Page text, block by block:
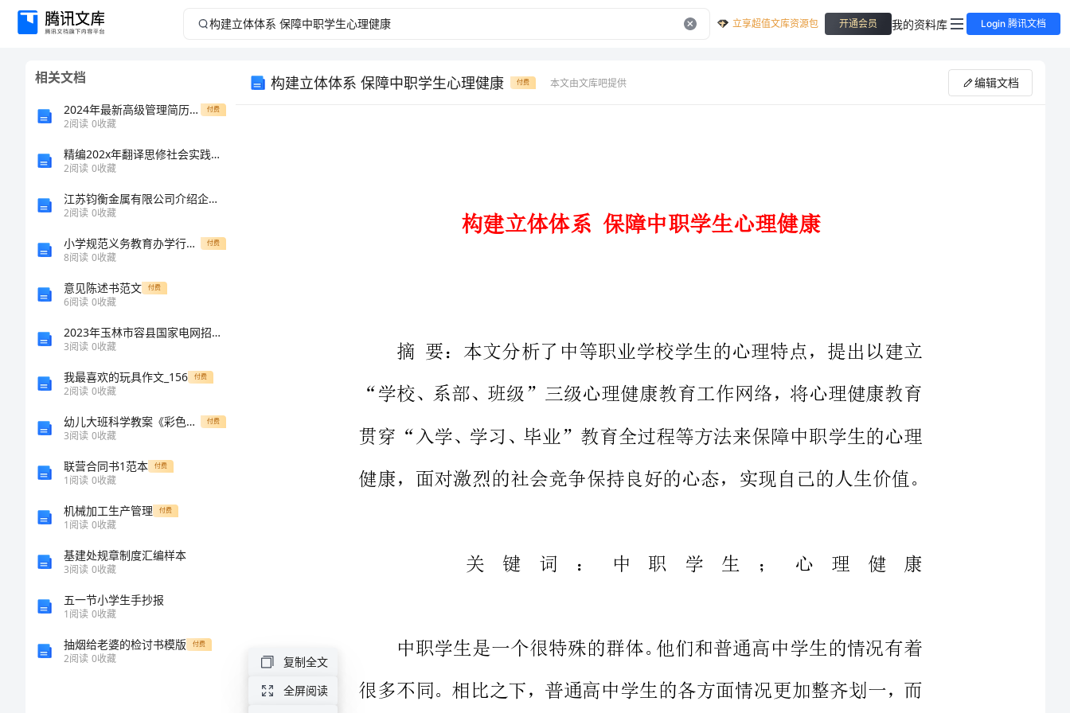
构
立享超值文库资源包 开通会员 我的资料库 Login 腾讯文档
相关文档
2024年最新高级管理简历(精选篇) 付费
2阅读 0收藏
精编202x年翻译思修社会实践报告格式
2阅读 0收藏
江苏钧衡金属有限公司介绍企业发展分析报告
2阅读 0收藏
小学规范义务教育办学行为自查报告 付费
8阅读 0收藏
意见陈述书范文 付费
6阅读 0收藏
2023年玉林市容县国家电网招聘之机械动力类考试题库（培优）
3阅读 0收藏
我最喜欢的玩具作文_156 付费
2阅读 0收藏
幼儿大班科学教案《彩色的阳光》 付费
3阅读 0收藏
联营合同书1范本 付费
1阅读 0收藏
机械加工生产管理 付费
1阅读 0收藏
基建处规章制度汇编样本
3阅读 0收藏
五一节小学生手抄报
1阅读 0收藏
抽烟给老婆的检讨书模版 付费
2阅读 0收藏
构建立体体系 保障中职学生心理健康 付费 本文由文库吧提供 编辑文档
础一般，对学习不是很感兴趣的学生；既有家庭经济条件较好的学生，
化，各方面情况也比普通高中学生的情况更复杂。
贯穿“入学、学习、毕业”教育全过程等方法来保障中职学生的心理
关键词：中职学生；心理健康
复制全文
全屏阅读